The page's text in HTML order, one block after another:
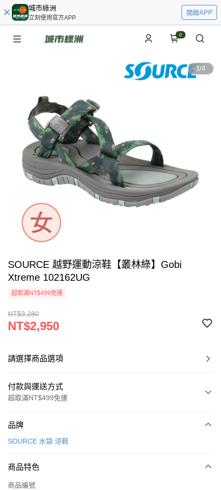
城市綠洲
立刻使用官方APP
開啟APP
0
1/4
SOURCE 越野運動涼鞋【叢林綠】Gobi
Xtreme 102162UG
超取滿NT$499免運
NT$3,280
NT$2,950
請選擇商品選項
付款與運送方式
超取滿NT$499免運
信用卡一次付款
LINE Pay
Apple Pay
品牌
SOURCE 水袋.涼鞋
商品特色
商品編號